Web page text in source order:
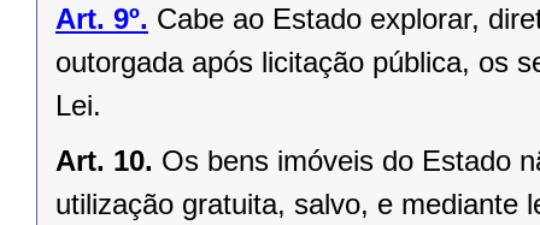
Art. 9º. Cabe ao Estado explorar,
outorgada após licitação pública, os
Lei.
Art. 10. Os bens imóveis do Estado
utilização gratuita, salvo, e mediante